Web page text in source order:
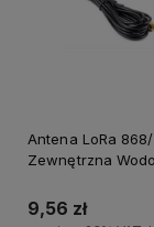
Antena LoRa 868/
Zewnętrzna
Magnetyczną –
LoRa/4G/3G/2G/
9,56 zł